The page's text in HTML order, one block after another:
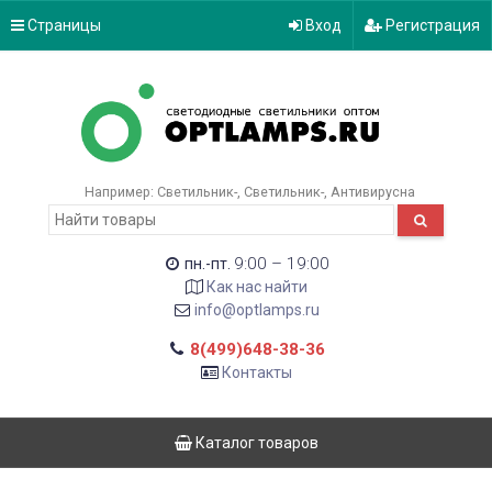
Страницы Вход Регистрация
Например: Светильник- Светильник- Антивирусна
пн.-пт. 9:00 – 19:00
Как нас найти
info@optlamps.ru
8(499)648-38-36
Контакты
Каталог товаров